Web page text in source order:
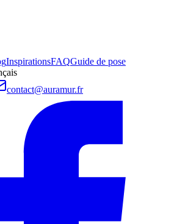
InspirationsFAQGuide de pose
contact@auramur.fr